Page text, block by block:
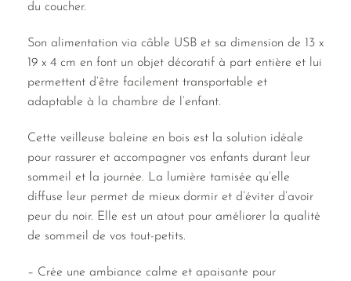
du coucher.
Son alimentation via câble USB et sa dimension de 13 x
19 x 4 cm en font un objet décoratif à part entière et lui
permettent d’être facilement transportable et
adaptable à la chambre de l’enfant.
Cette veilleuse baleine en bois est la solution idéale
pour rassurer et accompagner vos enfants durant leur
sommeil et la journée. La lumière tamisée qu’elle
diffuse leur permet de mieux dormir et d’éviter d’avoir
peur du noir. Elle est un atout pour améliorer la qualité
de sommeil de vos tout-petits.
– Crée une ambiance calme et apaisante pour